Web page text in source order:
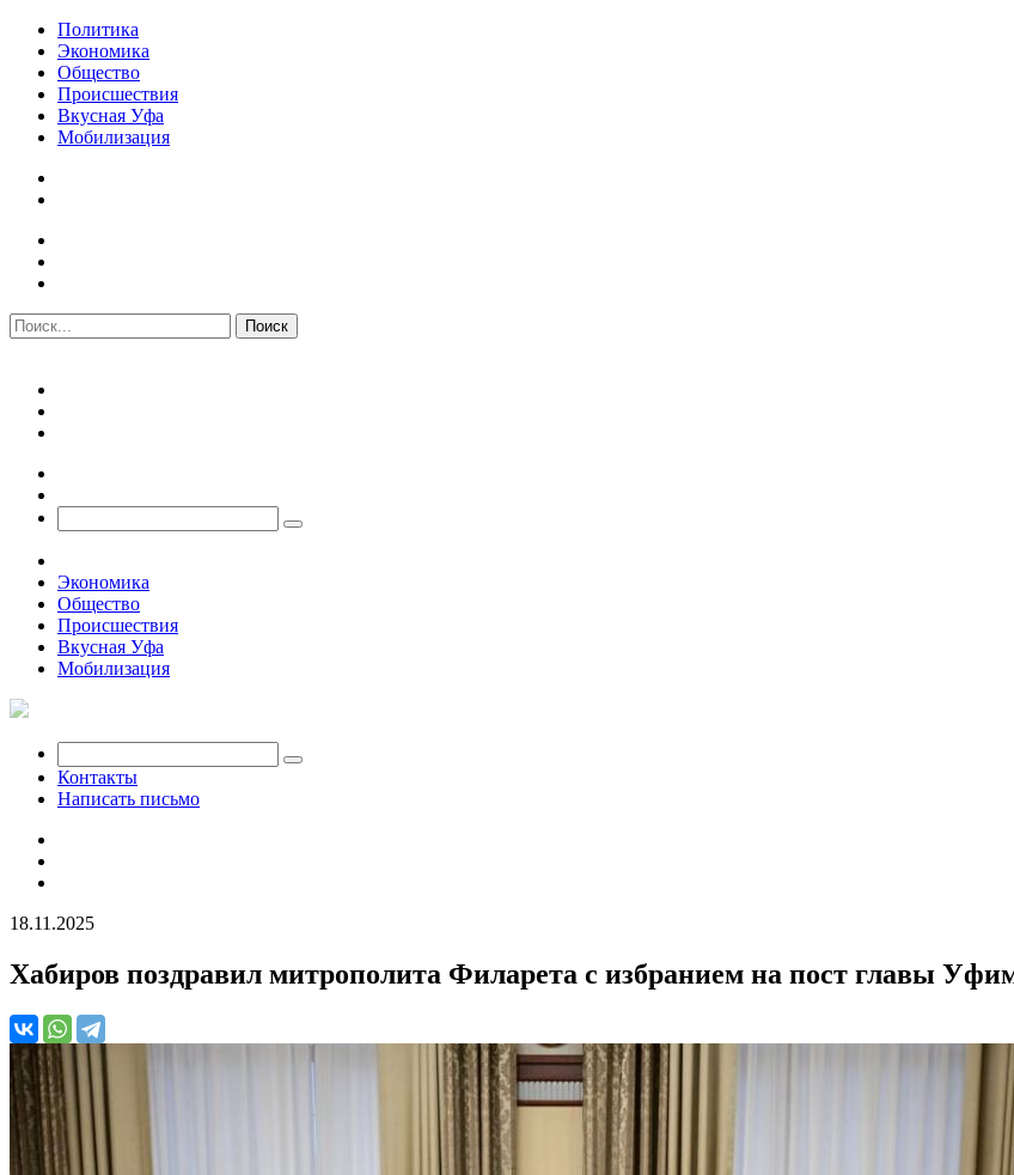
Политика
Экономика
Общество
Происшествия
Вкусная Уфа
Мобилизация
Экономика
Общество
Происшествия
Вкусная Уфа
Мобилизация
Контакты
Написать письмо
18.11.2025
Хабиров поздравил митрополита Филарета с избранием на пост главы